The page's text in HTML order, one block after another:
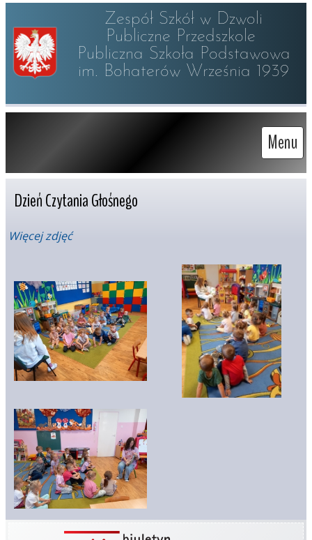
Zespół Szkół w Dzwoli
Publiczne Przedszkole
Publiczna Szkoła Podstawowa
im. Bohaterów Września 1939
Menu
Dzień Czytania Głośnego
Więcej zdjęć